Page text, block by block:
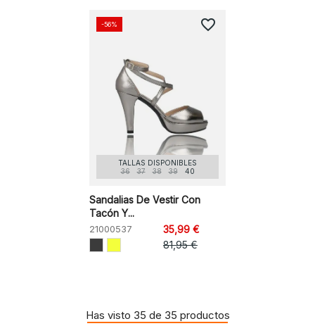
TALLAS DISPONIBLES
36
37 38 39 40
Sandalias De Vestir Con
Tacón Y...
21000537
35,99 €
81,95 €
-56% favorite_border
Has visto 35 de 35 productos